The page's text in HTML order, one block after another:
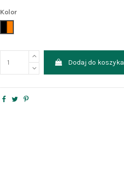
Kolor
Dodaj do koszyka